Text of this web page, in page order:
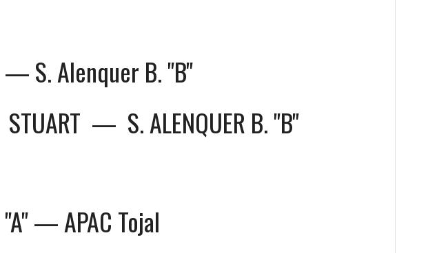
— S. Alenquer B. "B"
STUART — S. ALENQUER B. "B"
"A" — APAC Tojal